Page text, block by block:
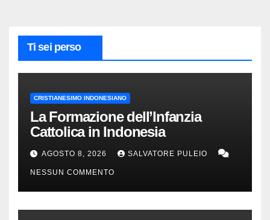
Ti sei perso
CRISTIANESIMO INDONESIANO
La Formazione dell’Infanzia
Cattolica in Indonesia
AGOSTO 8, 2026 SALVATORE PULEIO
NESSUN COMMENTO